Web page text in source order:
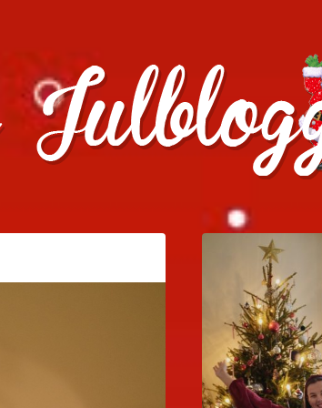
adventskalendrar , julpyssel och julrecept!